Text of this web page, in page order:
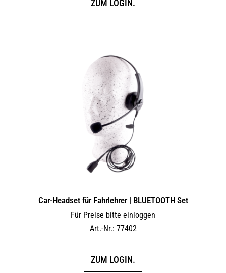
ZUM LOGIN.
Car-Headset für Fahrlehrer | BLUETOOTH Set
Für Preise bitte einloggen
Art.-Nr.: 77402
ZUM LOGIN.